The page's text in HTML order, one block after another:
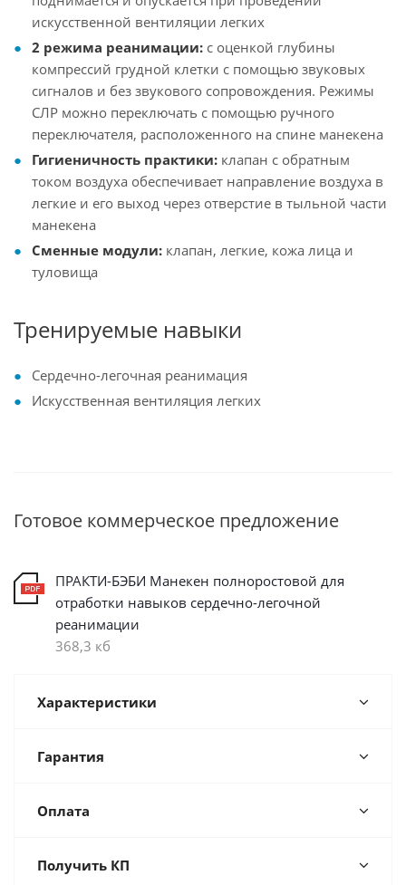
искусственной вентиляции легких
2 режима реанимации: с оценкой глубины
компрессий грудной клетки с помощью звуковых
сигналов и без звукового сопровождения. Режимы
СЛР можно переключать с помощью ручного
переключателя, расположенного на спине манекена
Гигиеничность практики: клапан с обратным
током воздуха обеспечивает направление воздуха в
легкие и его выход через отверстие в тыльной части
манекена
Сменные модули: клапан, легкие, кожа лица и
туловища
Тренируемые навыки
Сердечно-легочная реанимация
Искусственная вентиляция легких
Готовое коммерческое предложение
ПРАКТИ-БЭБИ Манекен полноростовой для
отработки навыков сердечно-легочной
реанимации
368,3 кб
Характеристики
Гарантия
Оплата
Получить КП